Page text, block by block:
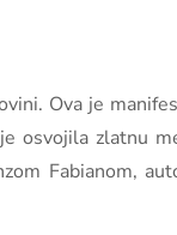
Ova je
osvojila zlatnu
Fabianom,